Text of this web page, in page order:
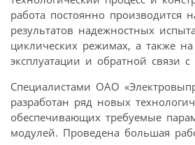
работа постоянно производится
результатов надежностных
циклических режимах, а также
эксплуатации и обратной связи с
Специалистами ОАО
разработан ряд новых
обеспечивающих требуемые
модулей. Проведена большая